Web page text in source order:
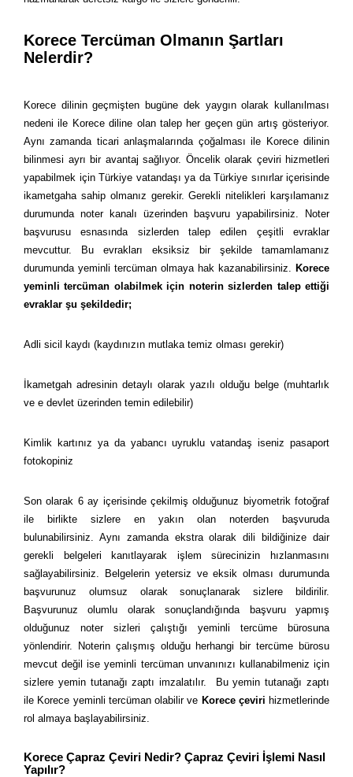
Korece Tercüman Olmanın Şartları
Nelerdir?
Korece dilinin geçmişten bugüne dek yaygın olarak kullanılması
nedeni ile Korece diline olan talep her geçen gün artış gösteriyor.
Aynı zamanda ticari anlaşmalarında çoğalması ile Korece dilinin
bilinmesi ayrı bir avantaj sağlıyor. Öncelik olarak çeviri hizmetleri
yapabilmek için Türkiye vatandaşı ya da Türkiye sınırlar içerisinde
ikametgaha sahip olmanız gerekir. Gerekli nitelikleri karşılamanız
durumunda noter kanalı üzerinden başvuru yapabilirsiniz. Noter
başvurusu esnasında sizlerden talep edilen çeşitli evraklar
mevcuttur. Bu evrakları eksiksiz bir şekilde tamamlamanız
durumunda yeminli tercüman olmaya hak kazanabilirsiniz. Korece
yeminli tercüman olabilmek için noterin sizlerden talep ettiği
evraklar şu şekildedir;
Adli sicil kaydı (kaydınızın mutlaka temiz olması gerekir)
İkametgah adresinin detaylı olarak yazılı olduğu belge (muhtarlık
ve e devlet üzerinden temin edilebilir)
Kimlik kartınız ya da yabancı uyruklu vatandaş iseniz pasaport
fotokopiniz
Son olarak 6 ay içerisinde çekilmiş olduğunuz biyometrik fotoğraf
ile birlikte sizlere en yakın olan noterden başvuruda
bulunabilirsiniz. Aynı zamanda ekstra olarak dili bildiğinize dair
gerekli belgeleri kanıtlayarak işlem sürecinizin hızlanmasını
sağlayabilirsiniz. Belgelerin yetersiz ve eksik olması durumunda
başvurunuz olumsuz olarak sonuçlanarak sizlere bildirilir.
Başvurunuz olumlu olarak sonuçlandığında başvuru yapmış
olduğunuz noter sizleri çalıştığı yeminli tercüme bürosuna
yönlendirir. Noterin çalışmış olduğu herhangi bir tercüme bürosu
mevcut değil ise yeminli tercüman unvanınızı kullanabilmeniz için
sizlere yemin tutanağı zaptı imzalatılır. Bu yemin tutanağı zaptı
ile Korece yeminli tercüman olabilir ve Korece çeviri hizmetlerinde
rol almaya başlayabilirsiniz.
Korece Çapraz Çeviri Nedir? Çapraz Çeviri İşlemi Nasıl
Yapılır?